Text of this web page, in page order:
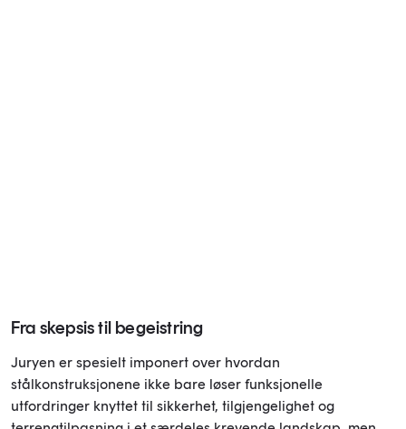
Fra skepsis til begeistring
Juryen er spesielt imponert over hvordan
stålkonstruksjonene ikke bare løser funksjonelle
utfordringer knyttet til sikkerhet, tilgjengelighet og